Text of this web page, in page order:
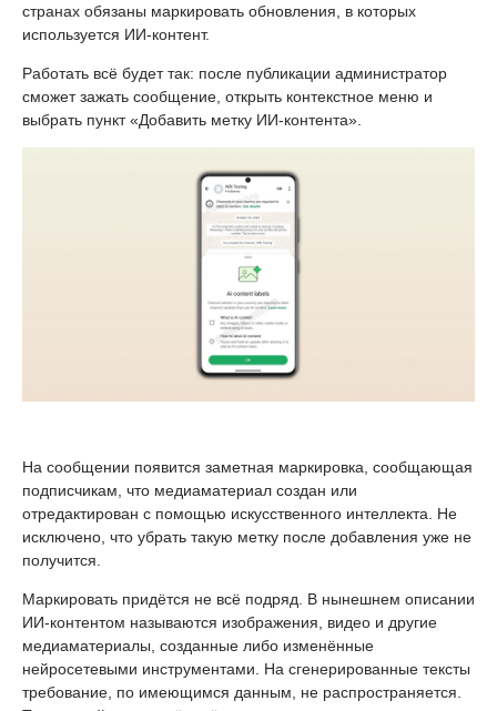
странах обязаны маркировать обновления, в которых
используется ИИ-контент.
Работать всё будет так: после публикации администратор
сможет зажать сообщение, открыть контекстное меню и
выбрать пункт «Добавить метку ИИ-контента».
На сообщении появится заметная маркировка, сообщающая
подписчикам, что медиаматериал создан или
отредактирован с помощью искусственного интеллекта. Не
исключено, что убрать такую метку после добавления уже не
получится.
Маркировать придётся не всё подряд. В нынешнем описании
ИИ-контентом называются изображения, видео и другие
медиаматериалы, созданные либо изменённые
нейросетевыми инструментами. На сгенерированные тексты
требование, по имеющимся данным, не распространяется.